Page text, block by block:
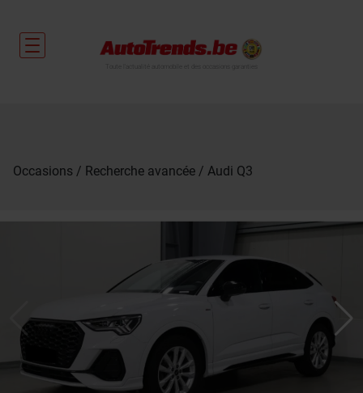
Occasions Recherche avancée Audi Q3